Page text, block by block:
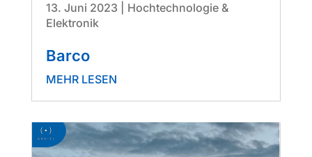
Barco
13. Juni 2023
Hochtechnologie &
Elektronik
MEHR LESEN